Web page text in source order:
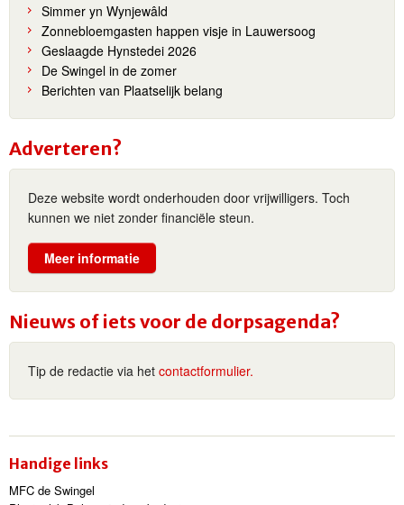
Simmer yn Wynjewâld
Zonnebloemgasten happen visje in Lauwersoog
Geslaagde Hynstedei 2026
De Swingel in de zomer
Berichten van Plaatselijk belang
Adverteren?
Deze website wordt onderhouden door vrijwilligers. Toch
kunnen we niet zonder financiële steun.
Meer informatie
Nieuws of iets voor de dorpsagenda?
Tip de redactie via het contactformulier.
Handige links
MFC de Swingel